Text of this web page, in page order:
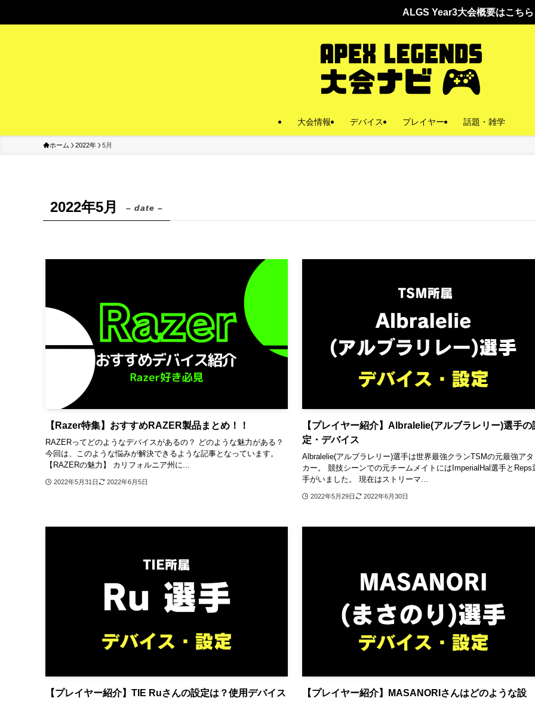
ALGS Year3大会概要はこちら
大会情報 デバイス プレイヤー 話題・雑学
ホーム 2022年 5月
2022年5月 – date –
【Razer特集】おすすめRAZER製品まとめ！！
RAZERってどのようなデバイスがあるの？ どのような魅力がある？
今回は、このような悩みが解決できるような記事となっています。
【RAZERの魅力】 カリフォルニア州に...
2022年5月31日 2022年6月5日
【プレイヤー紹介】Albralelie(アルブラレリー)選手の
定・デバイス
Albralelie(アルブラレリー)選手は世界最強クランTSMの元最強ア
カー。 競技シーンでの元チームメイトにはImperialHal選手とReps
手がいました。 現在はストリーマ...
2022年5月29日 2022年6月30日
【プレイヤー紹介】TIE Ruさんの設定は？使用デバイス
【プレイヤー紹介】MASANORIさんはどのような設